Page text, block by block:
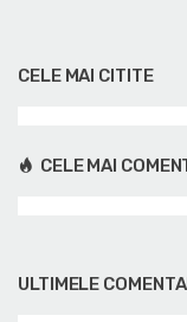
CELE MAI CITITE
CELE MAI
ULTIMELE